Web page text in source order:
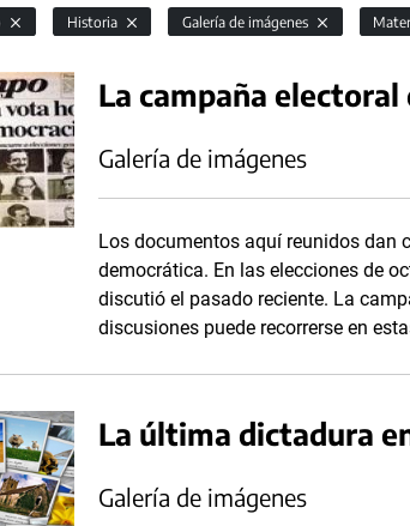
Historia Galería de imágenes
La campaña electoral
Galería de imágenes
Los documentos aquí reunidos dan
democrática. En las elecciones de
discutió el pasado reciente. La
discusiones puede recorrerse en
La última dictadura
Galería de imágenes